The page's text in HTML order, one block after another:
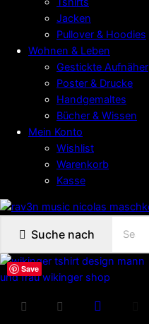
Jacken
Pullover & Hoodies
Wohnen & Leben
Gestickte Aufnäher
Poster & Drucke
Handgemaltes
Bücher & Wissen
Mein Konto
Wishlist
Warenkorb
Kasse
Suche nach
Save
Dieses